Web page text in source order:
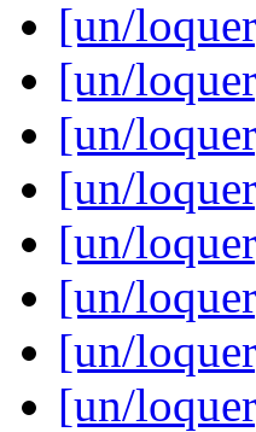
[un/
[un/
[un/
[un/
[un/
[un/
[un/
[un/